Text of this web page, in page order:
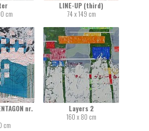
cm
LINE-UP (third)
74 x 149 cm
nr.
cm
Layers 2
160 x 80 cm